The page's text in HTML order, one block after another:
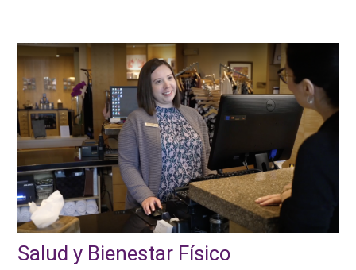
Salud y Bienestar Físico